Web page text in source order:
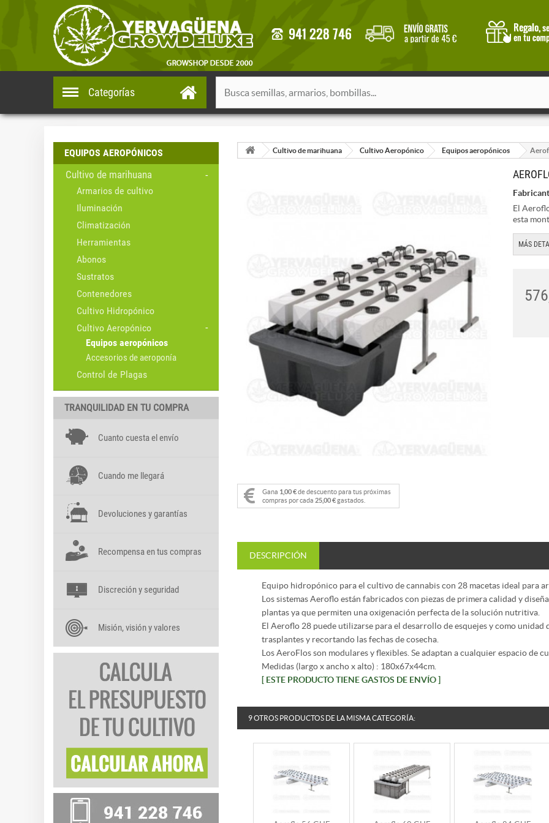
Categorías
EQUIPOS AEROPÓNICOS
Cultivo de marihuana
Armarios de cultivo
Iluminación
Climatización
Herramientas
Abonos
Sustratos
Contenedores
Cultivo Hidropónico
Cultivo Aeropónico
Equipos aeropónicos
Accesorios de aeroponía
Control de Plagas
TRANQUILIDAD EN TU COMPRA
Cuanto cuesta el envío
Cuando me llegará
Devoluciones y garantías
Recompensa en tus compras
Discreción y seguridad
Misión, visión y valores
Cultivo de marihuana Cultivo Aeropónico Equipos aeropónicos
Gana 1,00 €de descuento para tus próximas
compras por cada 25,00 €gastados.
El
esta
MÁS
DESCRIPCIÓN
Equipo hidropónico para el cultivo de cannabis con 28 macetas ideal para
Los sistemas Aeroflo están fabricados con piezas de primera calidad y
plantas ya que permiten una oxigenación perfecta de la solución nutritiva.
El Aeroflo 28 puede utilizarse para el desarrollo de esquejes y como
trasplantes y recortando las fechas de cosecha.
Los AeroFlos son modulares y flexibles. Se adaptan a cualquier espacio de
Medidas (largo x ancho x alto) : 180x67x44cm.
[ ESTE PRODUCTO TIENE GASTOS DE ENVÍO ]
9 OTROS PRODUCTOS DE LA MISMA CATEGORÍA: